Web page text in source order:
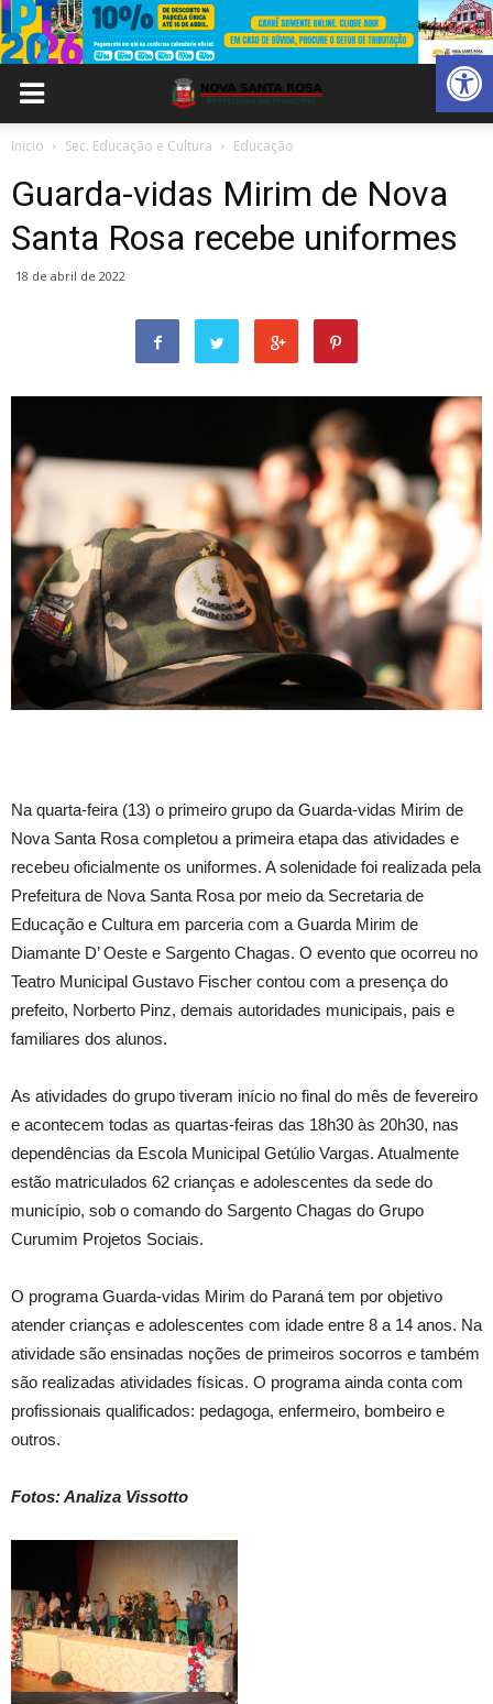
Abrir
Inicio Sec. Educação e Cultura Educação
Guarda-vidas Mirim de Nova
Santa Rosa recebe uniformes
18 de abril de 2022
Na quarta-feira (13) o primeiro grupo da Guarda-vidas Mirim de
Nova Santa Rosa completou a primeira etapa das atividades e
recebeu oficialmente os uniformes. A solenidade foi realizada pela
Prefeitura de Nova Santa Rosa por meio da Secretaria de
Educação e Cultura em parceria com a Guarda Mirim de
Diamante D’ Oeste e Sargento Chagas. O evento que ocorreu no
Teatro Municipal Gustavo Fischer contou com a presença do
prefeito, Norberto Pinz, demais autoridades municipais, pais e
familiares dos alunos.
As atividades do grupo tiveram início no final do mês de fevereiro
e acontecem todas as quartas-feiras das 18h30 às 20h30, nas
dependências da Escola Municipal Getúlio Vargas. Atualmente
estão matriculados 62 crianças e adolescentes da sede do
município, sob o comando do Sargento Chagas do Grupo
Curumim Projetos Sociais.
O programa Guarda-vidas Mirim do Paraná tem por objetivo
atender crianças e adolescentes com idade entre 8 a 14 anos. Na
atividade são ensinadas noções de primeiros socorros e também
são realizadas atividades físicas. O programa ainda conta com
profissionais qualificados: pedagoga, enfermeiro, bombeiro e
outros.
Fotos: Analiza Vissotto